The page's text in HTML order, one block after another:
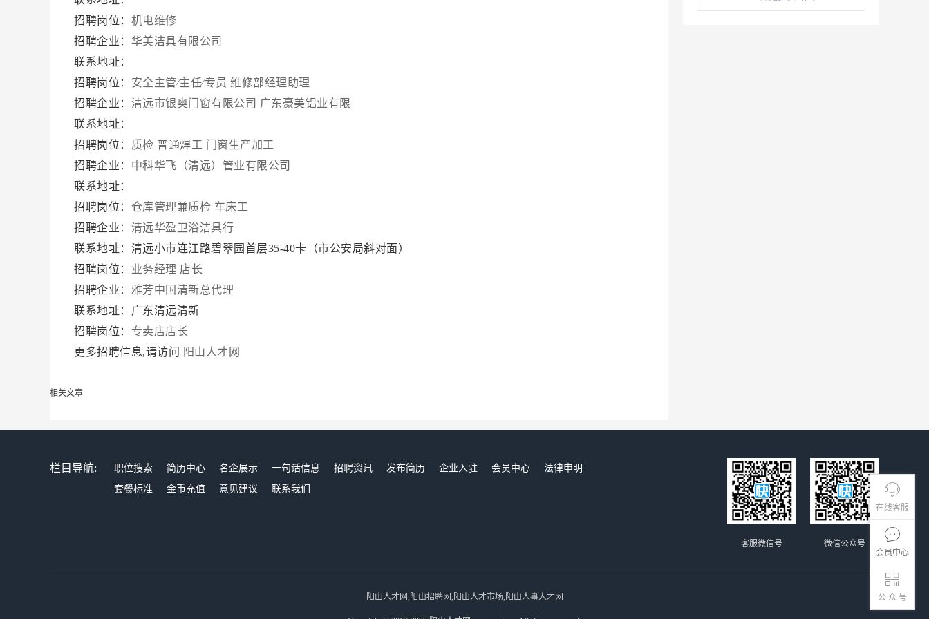
在线客服
会员中心
公 众 号
招聘岗位： 机电维修
招聘企业： 华美洁具有限公司
联系地址：
招聘岗位： 安全主管∕主任∕专员 维修部经理助理
招聘企业： 清远市银奥门窗有限公司 广东豪美铝业有限
联系地址：
招聘岗位： 质检 普通焊工 门窗生产加工
招聘企业： 中科华飞（清远）管业有限公司
联系地址：
招聘岗位： 仓库管理兼质检 车床工
招聘企业： 清远华盈卫浴洁具行
联系地址：清远小市连江路碧翠园首层35-40卡（市公安局斜对面）
招聘岗位： 业务经理 店长
招聘企业： 雅芳中国清新总代理
联系地址：广东清远清新
招聘岗位： 专卖店店长
更多招聘信息,请访问
阳山人才网
相关文章
栏目导航: 职位搜索 简历中心 名企展示 一句话信息 招聘资讯 发布简历 企业入驻 会员中心
法律申明
套餐标准
金币充值 意见建议 联系我们
微信公众号
客服微信号
阳山人才网,阳山招聘网,阳山人才市场,阳山人事人才网